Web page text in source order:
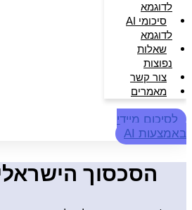
לדוגמא
סיכומי AI
לדוגמא
שאלות
נפוצות
צור קשר
מאמרים
לסיכום מיידי
באמצעות AI
הסכסוך